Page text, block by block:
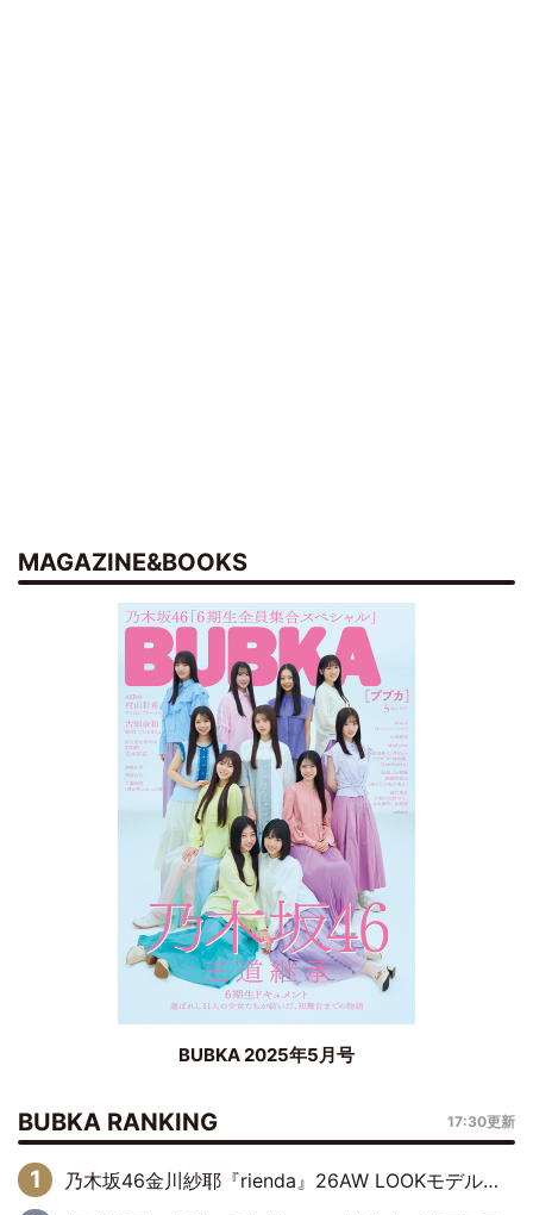
MAGAZINE&BOOKS
BUBKA 2025年5月号
BUBKA RANKING 17:30更新
乃木坂46金川紗耶『rienda』26AW LOOKモデルに就任